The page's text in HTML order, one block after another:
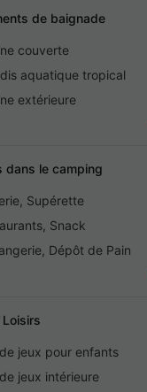
de baignade
couverte
aquatique tropical
extérieure
dans le camping
Supérette
Snack
Dépôt de Pain
jeux pour enfants
jeux intérieure